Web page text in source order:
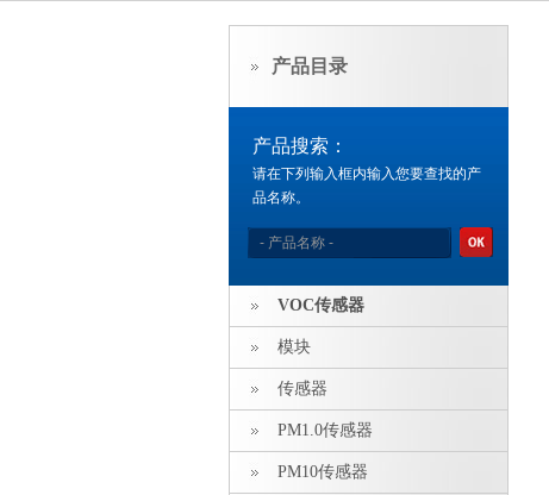
产品目录
产品搜索：
请在下列输入框内输入您要查找的产
品名称。
VOC传感器
模块
传感器
PM1.0传感器
PM10传感器